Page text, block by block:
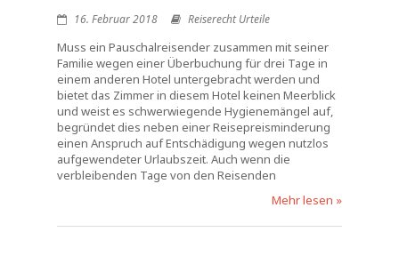
16. Februar 2018 Reiserecht Urteile
Muss ein Pauschalreisender zusammen mit seiner
Familie wegen einer Überbuchung für drei Tage in
einem anderen Hotel untergebracht werden und
bietet das Zimmer in diesem Hotel keinen Meerblick
und weist es schwerwiegende Hygienemängel auf,
begründet dies neben einer Reisepreisminderung
einen Anspruch auf Entschädigung wegen nutzlos
aufgewendeter Urlaubszeit. Auch wenn die
verbleibenden Tage von den Reisenden
Mehr lesen »